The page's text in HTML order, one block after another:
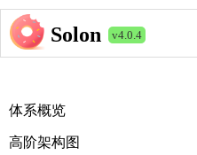
Solon v4.0.4
体系概览
高阶架构图